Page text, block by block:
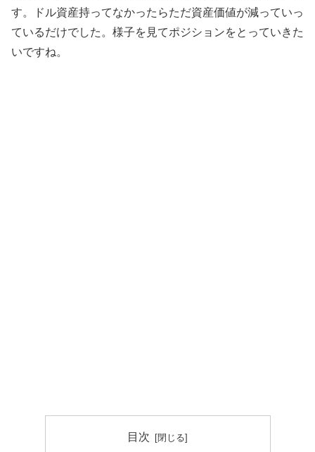
す。ドル資産持ってなかったらただ資産価値が減っていっ
ているだけでした。様子を見てポジションをとっていきた
いですね。
目次